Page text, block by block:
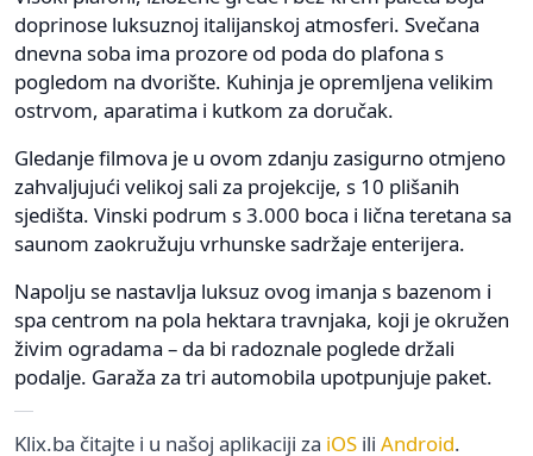
doprinose luksuznoj italijanskoj atmosferi. Svečana
dnevna soba ima prozore od poda do plafona s
pogledom na dvorište. Kuhinja je opremljena velikim
ostrvom, aparatima i kutkom za doručak.
Gledanje filmova je u ovom zdanju zasigurno otmjeno
zahvaljujući velikoj sali za projekcije, s 10 plišanih
sjedišta. Vinski podrum s 3.000 boca i lična teretana sa
saunom zaokružuju vrhunske sadržaje enterijera.
Napolju se nastavlja luksuz ovog imanja s bazenom i
spa centrom na pola hektara travnjaka, koji je okružen
živim ogradama – da bi radoznale poglede držali
podalje. Garaža za tri automobila upotpunjuje paket.
Klix.ba čitajte i u našoj aplikaciji za iOS ili Android.